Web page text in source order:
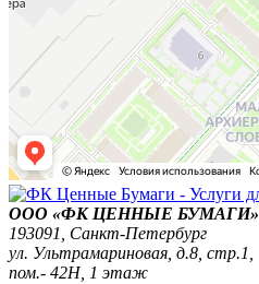
ООО «ФК ЦЕННЫЕ БУМАГИ»
193091, Санкт-Петербург
ул. Ультрамариновая, д.8, стр.1,
пом.- 42Н, 1 этаж